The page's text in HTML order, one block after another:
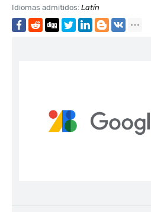
Idiomas admitidos: Latín